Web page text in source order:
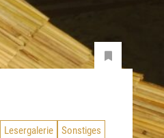
Lesergalerie Sonstiges